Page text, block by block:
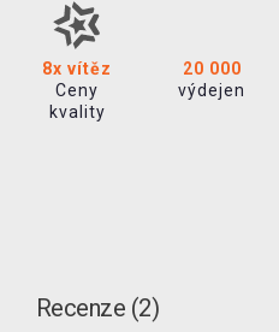
8x vítěz
Ceny
kvality
20 000
výdejen
Recenze (2)